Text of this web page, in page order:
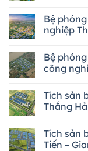
Bệ
nghiệp
Bệ
công
Tích sản
Thắng
Tích sản
Tiến –